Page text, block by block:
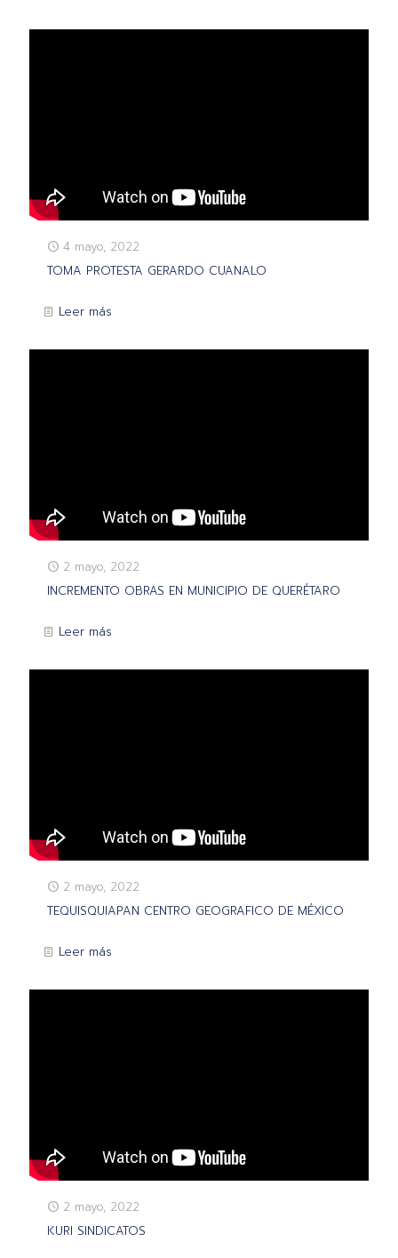
4 mayo, 2022
TOMA PROTESTA GERARDO CUANALO
Leer más
2 mayo, 2022
INCREMENTO OBRAS EN MUNICIPIO DE QUERÉTARO
Leer más
2 mayo, 2022
TEQUISQUIAPAN CENTRO GEOGRAFICO DE MÉXICO
Leer más
2 mayo, 2022
KURI SINDICATOS